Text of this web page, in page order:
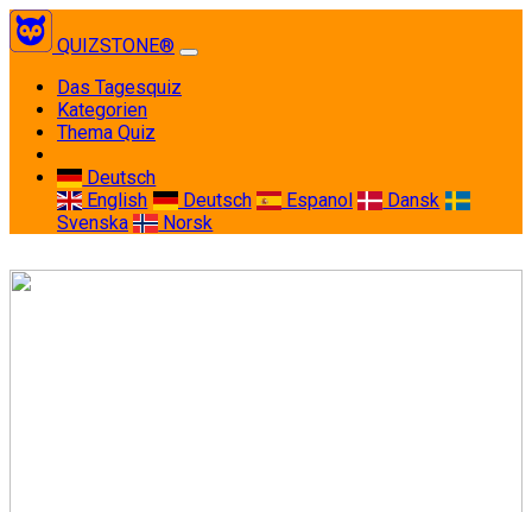
QUIZSTONE®
Das Tagesquiz
Kategorien
Thema Quiz
Deutsch
English
Deutsch Espanol
Dansk
Svenska
Norsk